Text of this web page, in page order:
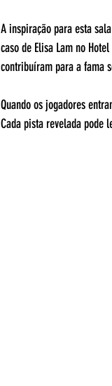
A inspiração para esta
caso de Elisa Lam no
contribuíram para a fama
Quando os jogadores
Cada pista revelada pode